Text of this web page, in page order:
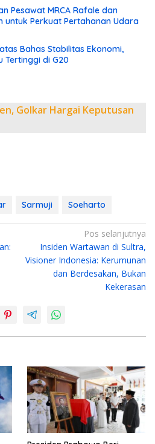
Pesawat MRCA Rafale dan
untuk Perkuat Pertahanan Udara
Bahas Stabilitas Ekonomi,
Tertinggi di G20
Golkar Hargai Keputusan
Sarmuji Soeharto
Pos selanjutnya
Insiden Wartawan di Sultra,
Visioner Indonesia: Kerumunan
dan Berdesakan, Bukan
Kekerasan